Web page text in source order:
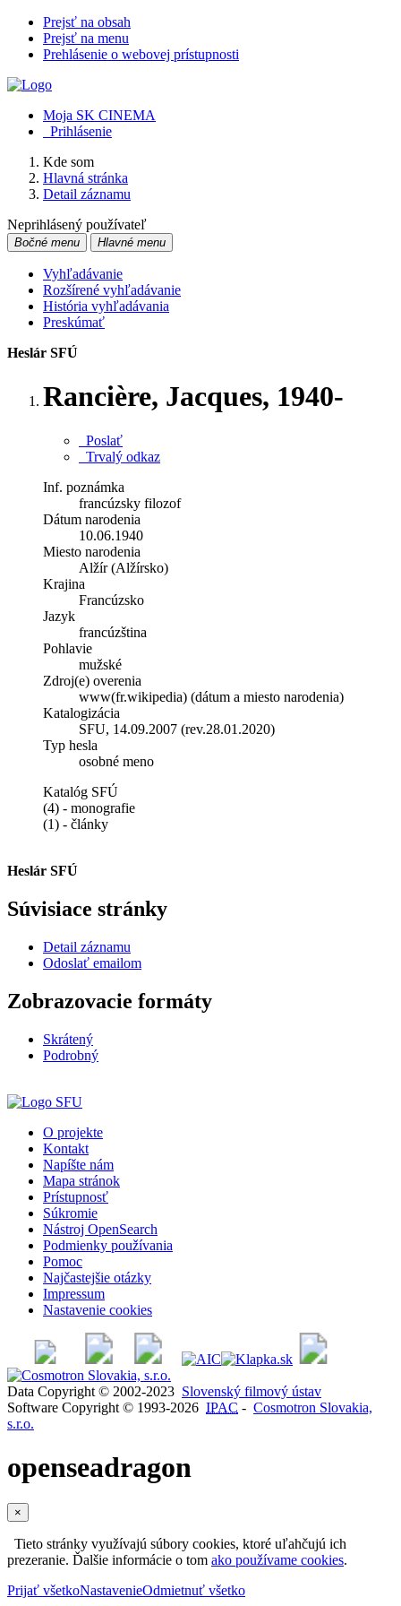
Prejsť na obsah
Prejsť na menu
Prehlásenie o webovej prístupnosti
Moja SK CINEMA
Prihlásenie
Kde som
Hlavná stránka
Detail záznamu
Neprihlásený používateľ
Bočné menu Hlavné menu
Vyhľadávanie
Rozšírené vyhľadávanie
História vyhľadávania
Preskúmať
Heslár SFÚ
Rancière, Jacques, 1940-
Poslať
Trvalý odkaz
Inf. poznámka
francúzsky filozof
Dátum narodenia
10.06.1940
Miesto narodenia
Alžír (Alžírsko)
Krajina
Francúzsko
Jazyk
francúzština
Pohlavie
mužské
Zdroj(e) overenia
www(fr.wikipedia) (dátum a miesto narodenia)
Katalogizácia
SFU, 14.09.2007 (rev.28.01.2020)
Typ hesla
osobné meno
Katalóg SFÚ
(4) - monografie
(1) - články
Heslár SFÚ
Súvisiace stránky
Detail záznamu
Odoslať emailom
Zobrazovacie formáty
Skrátený
Podrobný
O projekte
Kontakt
Napíšte nám
Mapa stránok
Prístupnosť
Súkromie
Nástroj OpenSearch
Podmienky používania
Pomoc
Najčastejšie otázky
Impressum
Nastavenie cookies
Data Copyright © 2002-2023 Slovenský filmový ústav
Software Copyright © 1993-2026 IPAC - Cosmotron Slovakia,
s.r.o.
openseadragon
×
Tieto stránky využívajú súbory cookies, ktoré uľahčujú ich
prezeranie. Ďalšie informácie o tom ako používame cookies.
Prijať všetkoNastavenieOdmietnuť všetko